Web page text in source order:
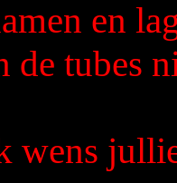
en
de tubes
wens